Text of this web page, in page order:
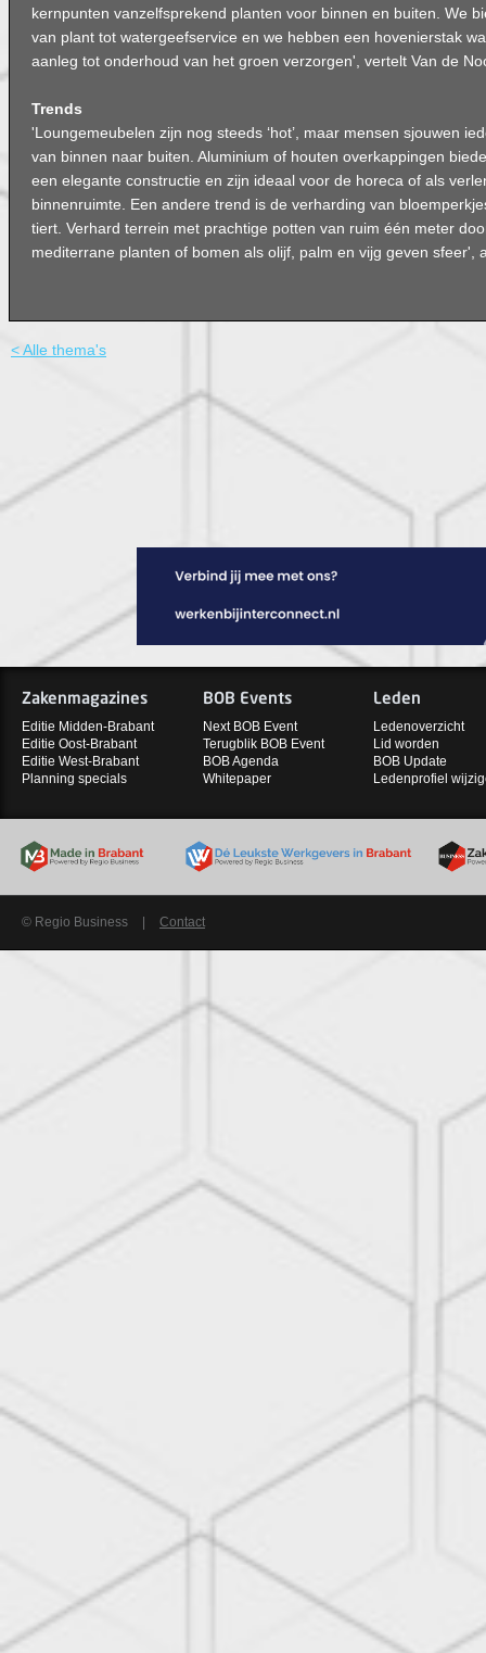
kernpunten vanzelfsprekend planten voor binnen en buiten. We
van plant tot watergeefservice en we hebben een hovenierstak
aanleg tot onderhoud van het groen verzorgen', vertelt Van de
Trends
'Loungemeubelen zijn nog steeds ‘hot’, maar mensen sjouwen
van binnen naar buiten. Aluminium of houten overkappingen
een elegante constructie en zijn ideaal voor de horeca of als
binnenruimte. Een andere trend is de verharding van
tiert. Verhard terrein met prachtige potten van ruim één meter
mediterrane planten of bomen als olijf, palm en vijg geven sfeer',
< Alle thema's
Zakenmagazines
Editie Midden-Brabant
Editie Oost-Brabant
Editie West-Brabant
Planning specials
BOB Events
Next BOB Event
Terugblik BOB Event
BOB Agenda
Whitepaper
Leden
Ledenoverzicht
Lid worden
BOB Update
Ledenprofiel
© Regio Business Contact